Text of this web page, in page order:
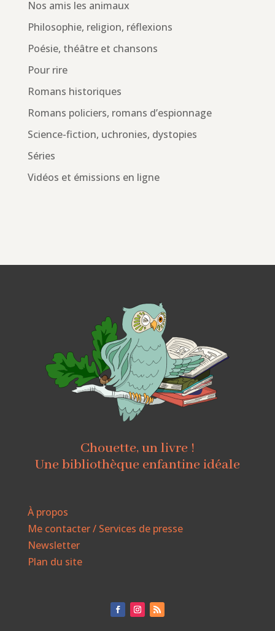
Nos amis les animaux
Philosophie, religion, réflexions
Poésie, théâtre et chansons
Pour rire
Romans historiques
Romans policiers, romans d’espionnage
Science-fiction, uchronies, dystopies
Séries
Vidéos et émissions en ligne
Chouette, un livre !
Une bibliothèque enfantine idéale
À propos
Me contacter / Services de presse
Newsletter
Plan du site